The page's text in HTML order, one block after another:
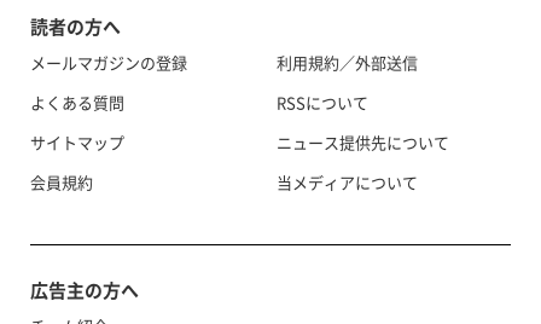
読者の方へ
メールマガジンの登録
よくある質問
サイトマップ
会員規約
利用規約／外部送信
RSSについて
ニュース提供先について
当メディアについて
広告主の方へ